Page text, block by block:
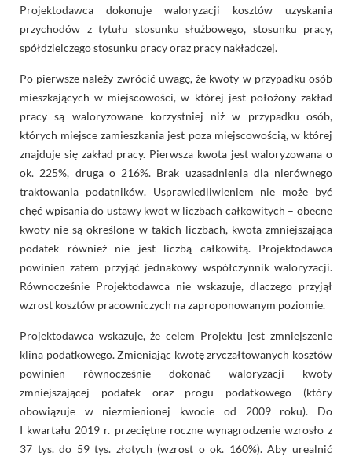
Projektodawca dokonuje waloryzacji kosztów uzyskania
przychodów z tytułu stosunku służbowego, stosunku pracy,
spółdzielczego stosunku pracy oraz pracy nakładczej.
Po pierwsze należy zwrócić uwagę, że kwoty w przypadku osób
mieszkających w miejscowości, w której jest położony zakład
pracy są waloryzowane korzystniej niż w przypadku osób,
których miejsce zamieszkania jest poza miejscowością, w której
znajduje się zakład pracy. Pierwsza kwota jest waloryzowana o
ok. 225%, druga o 216%. Brak uzasadnienia dla nierównego
traktowania podatników. Usprawiedliwieniem nie może być
chęć wpisania do ustawy kwot w liczbach całkowitych – obecne
kwoty nie są określone w takich liczbach, kwota zmniejszająca
podatek również nie jest liczbą całkowitą. Projektodawca
powinien zatem przyjąć jednakowy współczynnik waloryzacji.
Równocześnie Projektodawca nie wskazuje, dlaczego przyjął
wzrost kosztów pracowniczych na zaproponowanym poziomie.
Projektodawca wskazuje, że celem Projektu jest zmniejszenie
klina podatkowego. Zmieniając kwotę zryczałtowanych kosztów
powinien równocześnie dokonać waloryzacji kwoty
zmniejszającej podatek oraz progu podatkowego (który
obowiązuje w niezmienionej kwocie od 2009 roku). Do
I kwartału 2019 r. przeciętne roczne wynagrodzenie wzrosło z
37 tys. do 59 tys. złotych (wzrost o ok. 160%). Aby urealnić